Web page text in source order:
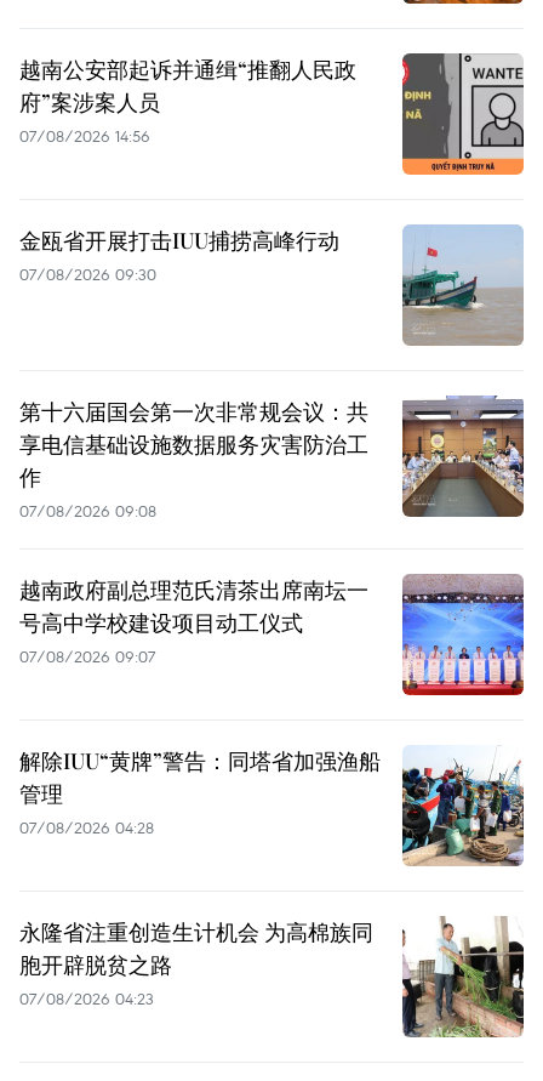
越南公安部起诉并通缉“推翻人民政
府”案涉案人员
07/08/2026 14:56
金瓯省开展打击IUU捕捞高峰行动
07/08/2026 09:30
第十六届国会第一次非常规会议：共
享电信基础设施数据服务灾害防治工
作
07/08/2026 09:08
越南政府副总理范氏清茶出席南坛一
号高中学校建设项目动工仪式
07/08/2026 09:07
解除IUU“黄牌”警告：同塔省加强渔船
管理
07/08/2026 04:28
永隆省注重创造生计机会 为高棉族同
胞开辟脱贫之路
07/08/2026 04:23